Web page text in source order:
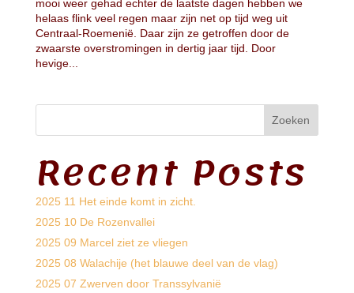
mooi weer gehad echter de laatste dagen hebben we
helaas flink veel regen maar zijn net op tijd weg uit
Centraal-Roemenië. Daar zijn ze getroffen door de
zwaarste overstromingen in dertig jaar tijd. Door
hevige...
Zoeken
Recent Posts
2025 11 Het einde komt in zicht.
2025 10 De Rozenvallei
2025 09 Marcel ziet ze vliegen
2025 08 Walachije (het blauwe deel van de vlag)
2025 07 Zwerven door Transsylvanië